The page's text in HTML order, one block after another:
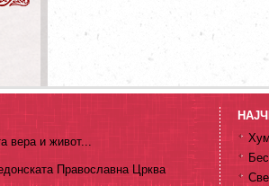
вера и живот...
Православна Црква